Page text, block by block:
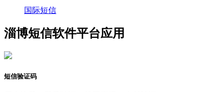
国际短信
淄博短信软件平台应用
短信验证码